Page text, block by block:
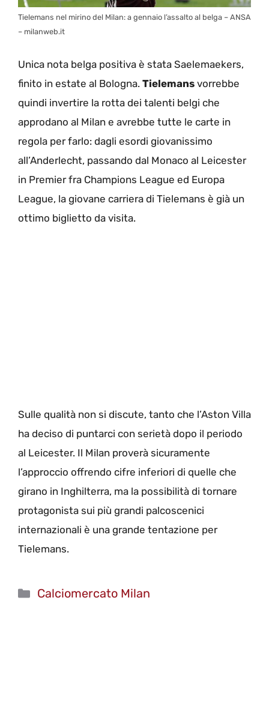
Tielemans nel mirino del Milan: a gennaio l’assalto al belga – ANSA
– milanweb.it
Unica nota belga positiva è stata Saelemaekers,
finito in estate al Bologna. Tielemans vorrebbe
quindi invertire la rotta dei talenti belgi che
approdano al Milan e avrebbe tutte le carte in
regola per farlo: dagli esordi giovanissimo
all’Anderlecht, passando dal Monaco al Leicester
in Premier fra Champions League ed Europa
League, la giovane carriera di Tielemans è già un
ottimo biglietto da visita.
Sulle qualità non si discute, tanto che l’Aston Villa
ha deciso di puntarci con serietà dopo il periodo
al Leicester. Il Milan proverà sicuramente
l’approccio offrendo cifre inferiori di quelle che
girano in Inghilterra, ma la possibilità di tornare
protagonista sui più grandi palcoscenici
internazionali è una grande tentazione per
Tielemans.
Categorie
Calciomercato Milan